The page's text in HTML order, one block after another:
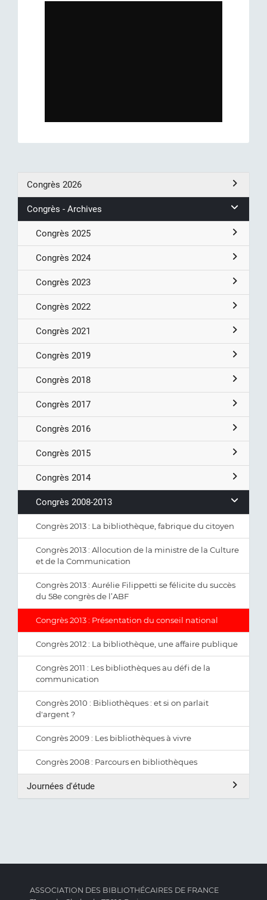
Congrès 2026
Congrès - Archives
Congrès 2025
Congrès 2024
Congrès 2023
Congrès 2022
Congrès 2021
Congrès 2019
Congrès 2018
Congrès 2017
Congrès 2016
Congrès 2015
Congrès 2014
Congrès 2008-2013
Congrès 2013 : La bibliothèque, fabrique du citoyen
Congrès 2013 : Allocution de la ministre de la Culture
et de la Communication
Congrès 2013 : Aurélie Filippetti se félicite du succès
du 58e congrès de l’ABF
Congrès 2013 : Présentation du conseil national
Congrès 2012 : La bibliothèque, une affaire publique
Congrès 2011 : Les bibliothèques au défi de la
communication
Congrès 2010 : Bibliothèques : et si on parlait
d'argent ?
Congrès 2009 : Les bibliothèques à vivre
Congrès 2008 : Parcours en bibliothèques
Journées d'étude
ASSOCIATION DES BIBLIOTHÉCAIRES DE FRANCE